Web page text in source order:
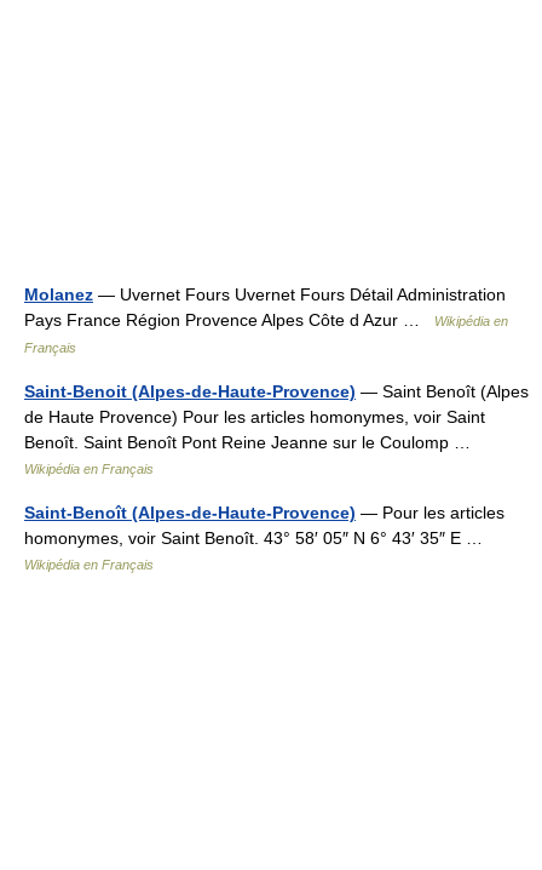
Molanez — Uvernet Fours Uvernet Fours Détail Administration
Pays France Région Provence Alpes Côte d Azur …
Wikipédia en
Français
Saint-Benoit (Alpes-de-Haute-Provence) — Saint Benoît (Alpes
de Haute Provence) Pour les articles homonymes, voir Saint
Benoît. Saint Benoît Pont Reine Jeanne sur le Coulomp …
Wikipédia en Français
Saint-Benoît (Alpes-de-Haute-Provence) — Pour les articles
homonymes, voir Saint Benoît. 43° 58′ 05″ N 6° 43′ 35″ E …
Wikipédia en Français